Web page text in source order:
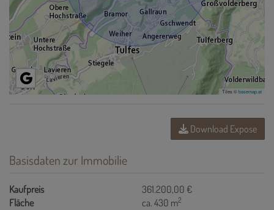
Tiles ©basemap.at
Download Expose
Basisdaten zur Immobilie
Kaufpreis
361.200,00 €
Fläche
ca. 430 m2